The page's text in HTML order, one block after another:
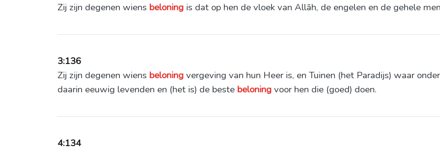
Zij zijn degenen wiens beloning is dat op hen de vloek van Allāh, de engelen en de gehele
3:136
Zij zijn degenen wiens beloningvergeving van hun Heer is, en Tuinen (het Paradijs) waar
daarin eeuwig levenden en (het is) de beste beloningvoor hen die (goed) doen.
4:134